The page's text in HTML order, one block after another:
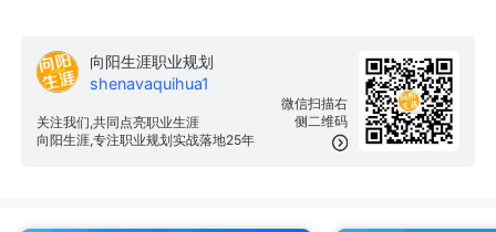
微信扫描右
侧二维码
向阳生涯职业规划
shenavaquihua1
关注我们,共同点亮职业生涯
向阳生涯,专注职业规划实战落地25年